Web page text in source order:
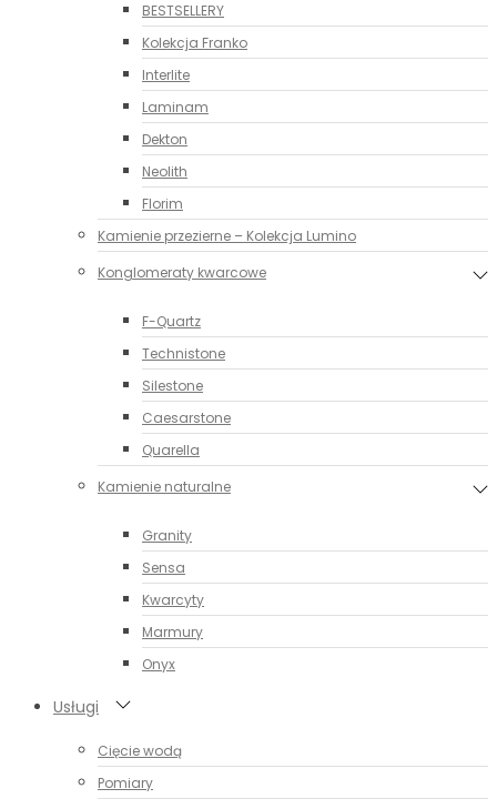
BESTSELLERY
Kolekcja Franko
Interlite
Laminam
Dekton
Neolith
Florim
Kamienie przezierne – Kolekcja Lumino
Konglomeraty kwarcowe
F-Quartz
Technistone
Silestone
Caesarstone
Quarella
Kamienie naturalne
Granity
Sensa
Kwarcyty
Marmury
Onyx
Usługi
Cięcie wodą
Pomiary